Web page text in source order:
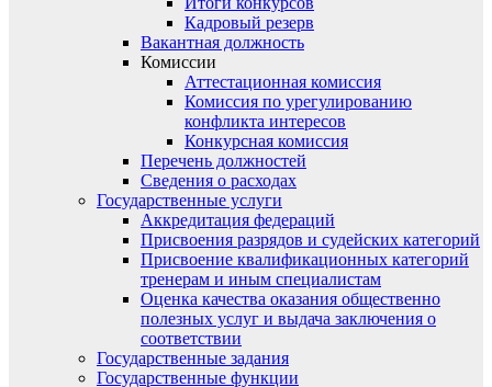
Кадровый резерв
Вакантная должность
Комиссии
Аттестационная комиссия
Комиссия по урегулированию
конфликта интересов
Конкурсная комиссия
Перечень должностей
Сведения о расходах
Государственные услуги
Аккредитация федераций
Присвоения разрядов и судейских категорий
Присвоение квалификационных категорий
тренерам и иным специалистам
Оценка качества оказания общественно
полезных услуг и выдача заключения о
соответствии
Государственные задания
Государственные функции